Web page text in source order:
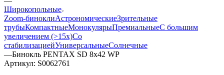
Широкопольные
Zoom-биноклиАстрономическиеЗрительные
трубыКомпактныеМонокулярыПремиальныеС большим
увеличением (>15x)Со
стабилизациейУниверсальныеСолнечные
—Бинокль PENTAX SD 8x42 WP
Артикул: S0062761